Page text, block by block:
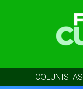
COLUNISTAS